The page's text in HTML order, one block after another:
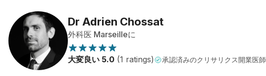
Dr Adrien Chossat
外科医 Marseilleに
大変良い 5.0 (1 ratings) 承認済みのクリサリクス開業医師